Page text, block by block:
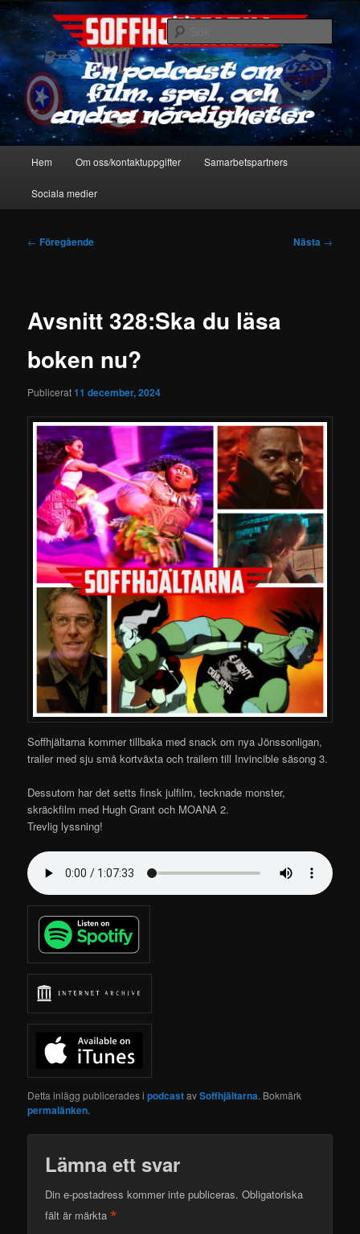
Hoppa
primärt
innehållSoffhjältarna
En podcast om film, spel & andra nördigheter
Sök
Hem Om oss/kontaktuppgifter Samarbetspartners
Sociala medier
Inläggsnavigering
← Föregående Nästa →
Avsnitt 328:Ska du läsa
boken nu?
Publicerat11 december, 2024
Soffhjältarna kommer tillbaka med snack om nya Jönssonligan,
trailer med sju små kortväxta och trailern till Invincible säsong 3.
Dessutom har det setts finsk julfilm, tecknade monster,
skräckfilm med Hugh Grant och MOANA 2.
Trevlig lyssning!
Detta inlägg publicerades ipodcastavSoffhjältarna. Bokmärk
permalänken.
Lämna ett svar
Din e-postadress kommer inte publiceras. Obligatoriska
fält är märkta*